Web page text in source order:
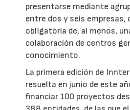
presentarse mediante
entre dos y seis empresas,
obligatoria de, al menos,
colaboración de centros
conocimiento.
La primera edición de
resuelta en junio de este
financiar 100 proyectos